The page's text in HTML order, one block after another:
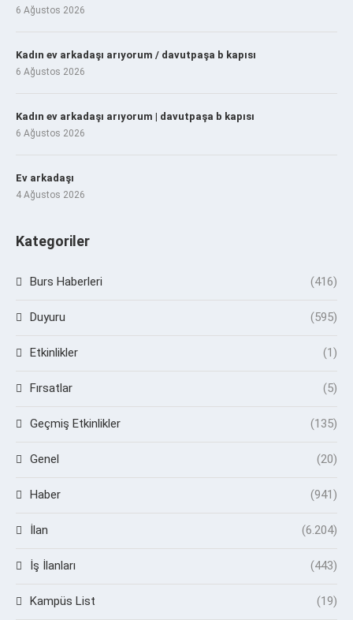
6 Ağustos 2026
Kadın ev arkadaşı arıyorum / davutpaşa b kapısı
6 Ağustos 2026
Kadın ev arkadaşı arıyorum | davutpaşa b kapısı
6 Ağustos 2026
Ev arkadaşı
4 Ağustos 2026
Kategoriler
Burs Haberleri (416)
Duyuru (595)
Etkinlikler (1)
Fırsatlar (5)
Geçmiş Etkinlikler (135)
Genel (20)
Haber (941)
İlan (6.204)
İş İlanları (443)
Kampüs List (19)